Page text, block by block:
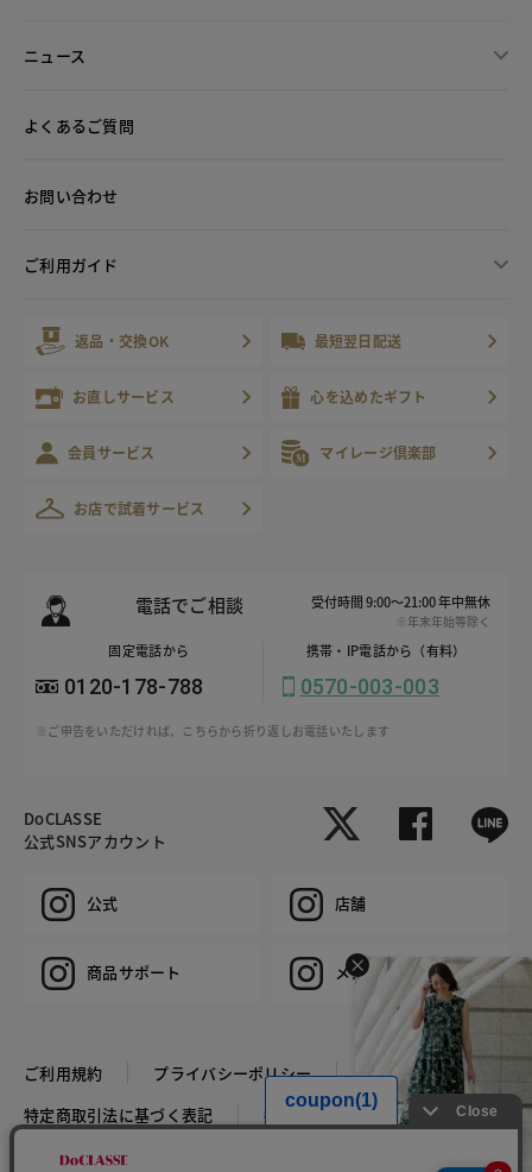
ニュース
よくあるご質問
お問い合わせ
ご利用ガイド
返品・交換OK 最短翌日配送
お直しサービス 心を込めたギフト
会員サービス マイレージ倶楽部
お店で試着サービス
電話でご相談 受付時間 9:00～21:00 年中無休
※年末年始等除く
固定電話から
0120-178-788
携帯・IP電話から（有料）
0570-003-003
※ご申告をいただければ、こちらから折り返しお電話いたします
DoCLASSE
公式SNSアカウント
公式 店舗
商品サポート メンズ
ご利用規約
プライバシーポリシー
特定商取引法に基づく表記
推奨環境 企業情報
COPYRIGHT © DoCLASSE ALL RIGHTS RESERVED.